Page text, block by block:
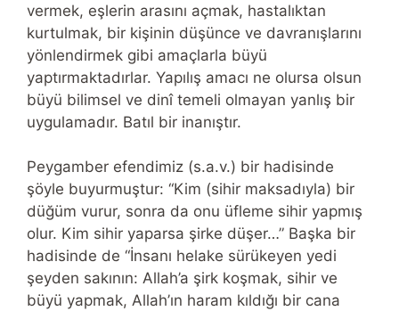
vermek, eşlerin arasını açmak, hastalıktan
kurtulmak, bir kişinin düşünce ve davranışlarını
yönlendirmek gibi amaçlarla büyü
yaptırmaktadırlar. Yapılış amacı ne olursa olsun
büyü bilimsel ve dinî temeli olmayan yanlış bir
uygulamadır. Batıl bir inanıştır.
Peygamber efendimiz (s.a.v.) bir hadisinde
şöyle buyurmuştur: “Kim (sihir maksadıyla) bir
düğüm vurur, sonra da onu üfleme sihir yapmış
olur. Kim sihir yaparsa şirke düşer…” Başka bir
hadisinde de “İnsanı helake sürükeyen yedi
şeyden sakının: Allah’a şirk koşmak, sihir ve
büyü yapmak, Allah’ın haram kıldığı bir cana